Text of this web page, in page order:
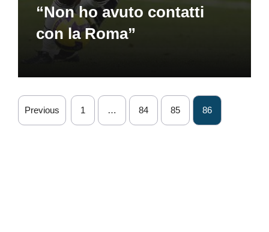
“Non ho avuto contatti
con la Roma”
Previous 1 … 84 85 86